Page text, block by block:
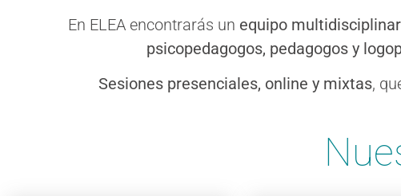
Acompañamos
gestionar sus
En ELEA encontrarás un equipo
psicopedagogos, pedagogos y
Sesiones presenciales, online y mixtas,